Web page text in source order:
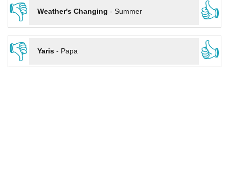
👎
Weather's Changing - Summer
👍
👎
Yaris- Papa 👍